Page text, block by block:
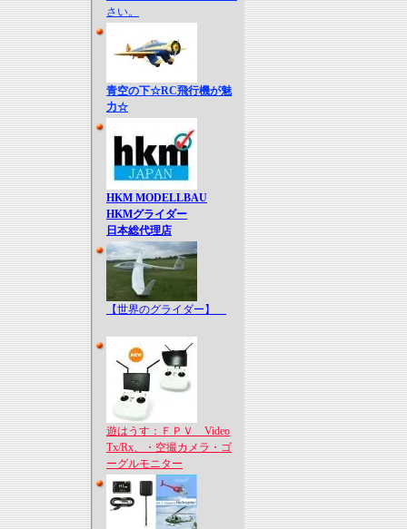
さい。
青空の下☆RC飛行機が魅
力☆
HKM MODELLBAU
HKMグライダー
日本総代理店
【世界のグライダー】
遊はうす：ＦＰＶ Video
Tx/Rx、・空撮カメラ・ゴ
ーグルモニター